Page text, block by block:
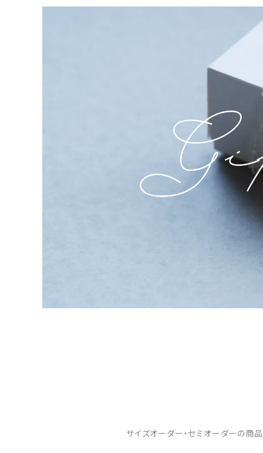
サイズオーダー・セミオーダーの商